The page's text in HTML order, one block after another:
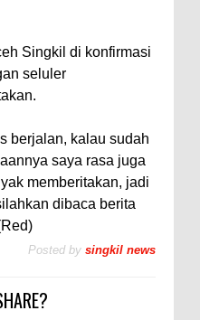
Singkil di konfirmasi
seluler
berjalan, kalau sudah
saya rasa juga
memberitakan, jadi
dibaca berita
Posted by singkil news